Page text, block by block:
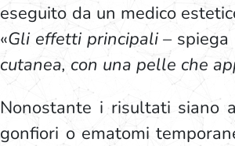
eseguito da un medico
«Gli effetti principali –
cutanea, con una pelle che
Nonostante i risultati siano
gonfiori o ematomi